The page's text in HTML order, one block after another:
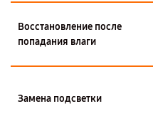
Восстановление после
попадания влаги
Замена подсветки